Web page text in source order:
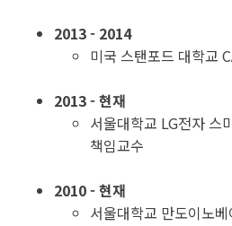
2013 - 2014
미국 스탠포드 대학교
2013 - 현재
서울대학교 LG전자 스
책임교수
2010 - 현재
서울대학교 만도이노